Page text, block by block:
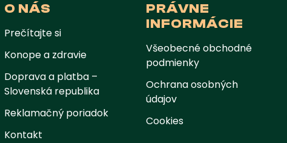
O NÁS
Prečítajte si
Konope a zdravie
Doprava a platba –
Slovenská republika
Reklamačný poriadok
Kontakt
PRÁVNE
INFORMÁCIE
Všeobecné obchodné
podmienky
Ochrana osobných
údajov
Cookies